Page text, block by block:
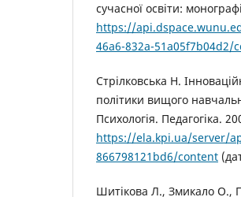
сучасної освіти:
https://
46a6-832a-51a05f7b04d2/
Стрілковська Н.
політики вищого
Психологія. Педагогіка.
https://ela.kpi.ua/server/
866798121bd6/content
Шитікова Л., Змикало О.,